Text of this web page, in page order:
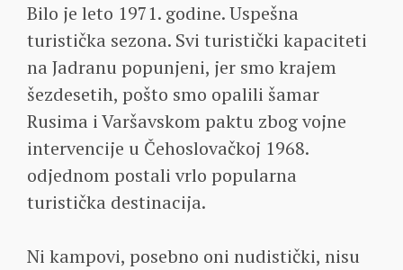
Bilo je leto 1971. godine. Uspešna
turistička sezona. Svi turistički kapaciteti
na Jadranu popunjeni, jer smo krajem
šezdesetih, pošto smo opalili šamar
Rusima i Varšavskom paktu zbog vojne
intervencije u Čehoslovačkoj 1968.
odjednom postali vrlo popularna
turistička destinacija.
Ni kampovi, posebno oni nudistički, nisu